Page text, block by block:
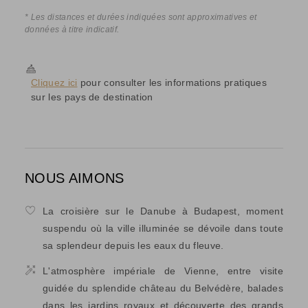
* Les distances et durées indiquées sont approximatives et
données à titre indicatif.
Cliquez ici pour consulter les informations pratiques
sur les pays de destination
NOUS AIMONS
La croisière sur le Danube à Budapest, moment
suspendu où la ville illuminée se dévoile dans toute
sa splendeur depuis les eaux du fleuve.
L'atmosphère impériale de Vienne, entre visite
guidée du splendide château du Belvédère, balades
dans les jardins royaux et découverte des grands